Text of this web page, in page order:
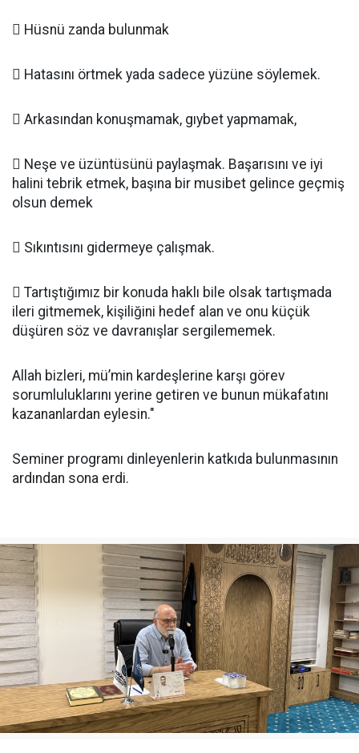
 Hüsnü zanda bulunmak
 Hatasını örtmek yada sadece yüzüne söylemek.
 Arkasından konuşmamak, gıybet yapmamak,
 Neşe ve üzüntüsünü paylaşmak. Başarısını ve iyi
halini tebrik etmek, başına bir musibet gelince geçmiş
olsun demek
 Sıkıntısını gidermeye çalışmak.
 Tartıştığımız bir konuda haklı bile olsak tartışmada
ileri gitmemek, kişiliğini hedef alan ve onu küçük
düşüren söz ve davranışlar sergilememek.
Allah bizleri, mü’min kardeşlerine karşı görev
sorumluluklarını yerine getiren ve bunun mükafatını
kazananlardan eylesin."
Seminer programı dinleyenlerin katkıda bulunmasının
ardından sona erdi.